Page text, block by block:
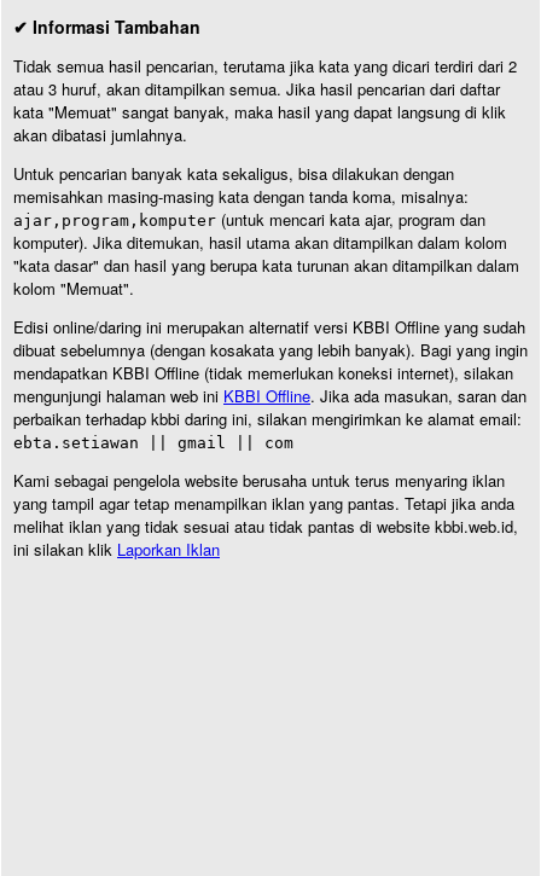
✔ Informasi Tambahan
Tidak semua hasil pencarian, terutama jika kata yang dicari terdiri dari 2
atau 3 huruf, akan ditampilkan semua. Jika hasil pencarian dari daftar
kata "Memuat" sangat banyak, maka hasil yang dapat langsung di klik
akan dibatasi jumlahnya.
Untuk pencarian banyak kata sekaligus, bisa dilakukan dengan
memisahkan masing-masing kata dengan tanda koma, misalnya:
ajar,program,komputer (untuk mencari kata ajar, program dan
komputer). Jika ditemukan, hasil utama akan ditampilkan dalam kolom
"kata dasar" dan hasil yang berupa kata turunan akan ditampilkan dalam
kolom "Memuat".
Edisi online/daring ini merupakan alternatif versi KBBI Offline yang sudah
dibuat sebelumnya (dengan kosakata yang lebih banyak). Bagi yang ingin
mendapatkan KBBI Offline (tidak memerlukan koneksi internet), silakan
mengunjungi halaman web ini KBBI Offline. Jika ada masukan, saran dan
perbaikan terhadap kbbi daring ini, silakan mengirimkan ke alamat email:
ebta.setiawan || gmail || com
Kami sebagai pengelola website berusaha untuk terus menyaring iklan
yang tampil agar tetap menampilkan iklan yang pantas. Tetapi jika anda
melihat iklan yang tidak sesuai atau tidak pantas di website kbbi.web.id,
ini silakan klik Laporkan Iklan